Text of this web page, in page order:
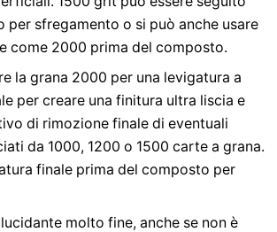
per sfregamento o si può anche usare
come 2000 prima del composto.
la grana 2000 per una levigatura a
per creare una finitura ultra liscia e
di rimozione finale di eventuali
da 1000, 1200 o 1500 carte a grana.
finale prima del composto per
molto fine, anche se non è